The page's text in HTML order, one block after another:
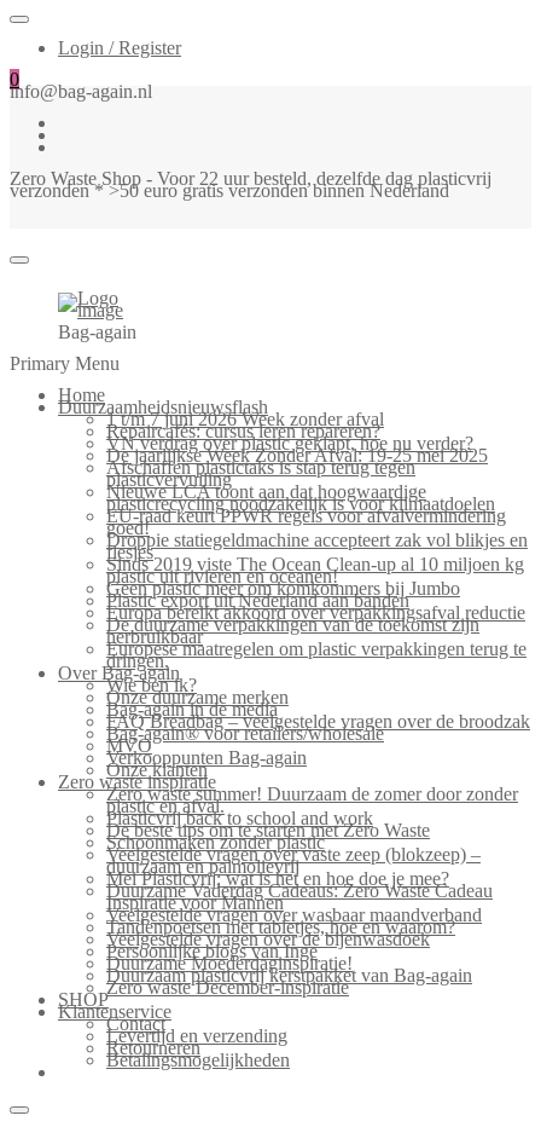
Login / Register
0
info@bag-again.nl
Zero Waste Shop - Voor 22 uur besteld, dezelfde dag plasticvrij
verzonden * >50 euro gratis verzonden binnen Nederland
Bag-again
Primary Menu
Home
Duurzaamheidsnieuwsflash
1 t/m 7 juni 2026 Week zonder afval
Repaircafés: cursus leren repareren?
VN verdrag over plastic geklapt, hoe nu verder?
De jaarlijkse Week Zonder Afval: 19-25 mei 2025
Afschaffen plastictaks is stap terug tegen
plasticvervuiling
Nieuwe LCA toont aan dat hoogwaardige
plasticrecycling noodzakelijk is voor klimaatdoelen
EU-raad keurt PPWR regels voor afvalvermindering
goed!
Droppie statiegeldmachine accepteert zak vol blikjes en
flesjes
Sinds 2019 viste The Ocean Clean-up al 10 miljoen kg
plastic uit rivieren en oceanen!
Geen plastic meer om komkommers bij Jumbo
Plastic export uit Nederland aan banden
Europa bereikt akkoord over verpakkingsafval reductie
De duurzame verpakkingen van de toekomst zijn
herbruikbaar
Europese maatregelen om plastic verpakkingen terug te
dringen.
Over Bag-again
Wie ben ik?
Onze duurzame merken
Bag-again in de media
FAQ Breadbag – veelgestelde vragen over de broodzak
Bag-again® voor retailers/wholesale
MVO
Verkooppunten Bag-again
Onze klanten
Zero waste inspiratie
Zero waste summer! Duurzaam de zomer door zonder
plastic en afval.
Plasticvrij back to school and work
De beste tips om te starten met Zero Waste
Schoonmaken zonder plastic
Veelgestelde vragen over vaste zeep (blokzeep) –
duurzaam en palmolievrij
Mei Plasticvrij: wat is het en hoe doe je mee?
Duurzame Vaderdag Cadeaus: Zero Waste Cadeau
Inspiratie voor Mannen
Veelgestelde vragen over wasbaar maandverband
Tandenpoetsen met tabletjes, hoe en waarom?
Veelgestelde vragen over de bijenwasdoek
Persoonlijke blogs van Inge
Duurzame Moederdaginspiratie!
Duurzaam plasticvrij kerstpakket van Bag-again
Zero waste December-inspiratie
SHOP
Klantenservice
Contact
Levertijd en verzending
Retourneren
Betalingsmogelijkheden